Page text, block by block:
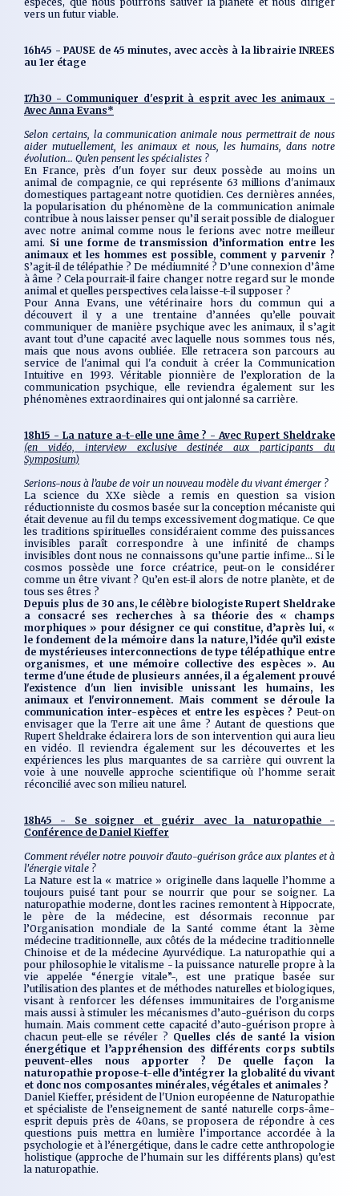
vers un futur viable.
16h45 - PAUSE de 45 minutes, avec accès à la librairie INREES
au 1er étage
17h30 - Communiquer d'esprit à esprit avec les animaux -
Avec Anna Evans*
Selon certains, la communication animale nous permettrait de nous
aider mutuellement, les animaux et nous, les humains, dans notre
évolution... Qu’en pensent les spécialistes ?
En France, près d'un foyer sur deux possède au moins un
animal de compagnie, ce qui représente 63 millions d'animaux
domestiques partageant notre quotidien. Ces dernières années,
la popularisation du phénomène de la communication animale
contribue à nous laisser penser qu’il serait possible de dialoguer
avec notre animal comme nous le ferions avec notre meilleur
ami. Si une forme de transmission d’information entre les
animaux et les hommes est possible, comment y parvenir ?
S’agit-il de télépathie ? De médiumnité ? D’une connexion d’âme
à âme ? Cela pourrait-il faire changer notre regard sur le monde
animal et quelles perspectives cela laisse-t-il supposer ?
Pour Anna Evans, une vétérinaire hors du commun qui a
découvert il y a une trentaine d’années qu’elle pouvait
communiquer de manière psychique avec les animaux, il s’agit
avant tout d’une capacité avec laquelle nous sommes tous nés,
mais que nous avons oubliée. Elle retracera son parcours au
service de l'animal qui l'a conduit à créer la Communication
Intuitive en 1993. Véritable pionnière de l’exploration de la
communication psychique, elle reviendra également sur les
phénomènes extraordinaires qui ont jalonné sa carrière.
18h15 - La nature a-t-elle une âme ? - Avec Rupert Sheldrake
(en vidéo, interview exclusive destinée aux participants du
Symposium)
Serions-nous à l’aube de voir un nouveau modèle du vivant émerger ?
La science du XXe siècle a remis en question sa vision
réductionniste du cosmos basée sur la conception mécaniste qui
était devenue au fil du temps excessivement dogmatique. Ce que
les traditions spirituelles considéraient comme des puissances
invisibles paraît correspondre à une infinité de champs
invisibles dont nous ne connaissons qu’une partie infime... Si le
cosmos possède une force créatrice, peut-on le considérer
comme un être vivant ? Qu’en est-il alors de notre planète, et de
tous ses êtres ?
Depuis plus de 30 ans, le célèbre biologiste Rupert Sheldrake
a consacré ses recherches à sa théorie des « champs
morphiques » pour désigner ce qui constitue, d’après lui, «
le fondement de la mémoire dans la nature, l’idée qu’il existe
de mystérieuses interconnections de type télépathique entre
organismes, et une mémoire collective des espèces ». Au
terme d'une étude de plusieurs années, il a également prouvé
l'existence d'un lien invisible unissant les humains, les
animaux et l'environnement. Mais comment se déroule la
communication inter-espèces et entre les espèces ? Peut-on
envisager que la Terre ait une âme ? Autant de questions que
Rupert Sheldrake éclairera lors de son intervention qui aura lieu
en vidéo. Il reviendra également sur les découvertes et les
expériences les plus marquantes de sa carrière qui ouvrent la
voie à une nouvelle approche scientifique où l’homme serait
réconcilié avec son milieu naturel.
18h45 - Se soigner et guérir avec la naturopathie -
Conférence de Daniel Kieffer
Comment révéler notre pouvoir d'auto-guérison grâce aux plantes et à
l'énergie vitale ?
La Nature est la « matrice » originelle dans laquelle l’homme a
toujours puisé tant pour se nourrir que pour se soigner. La
naturopathie moderne, dont les racines remontent à Hippocrate,
le père de la médecine, est désormais reconnue par
l’Organisation mondiale de la Santé comme étant la 3ème
médecine traditionnelle, aux côtés de la médecine traditionnelle
Chinoise et de la médecine Ayurvédique. La naturopathie qui a
pour philosophie le vitalisme - la puissance naturelle propre à la
vie appelée “énergie vitale”-, est une pratique basée sur
l’utilisation des plantes et de méthodes naturelles et biologiques,
visant à renforcer les défenses immunitaires de l’organisme
mais aussi à stimuler les mécanismes d’auto-guérison du corps
humain. Mais comment cette capacité d’auto-guérison propre à
chacun peut-elle se révéler ? Quelles clés de santé la vision
énergétique et l’appréhension des différents corps subtils
peuvent-elles nous apporter ? De quelle façon la
naturopathie propose-t-elle d’intégrer la globalité du vivant
et donc nos composantes minérales, végétales et animales ?
Daniel Kieffer, président de l'Union européenne de Naturopathie
et spécialiste de l’enseignement de santé naturelle corps-âme-
esprit depuis près de 40ans, se proposera de répondre à ces
questions puis mettra en lumière l’importance accordée à la
psychologie et à l’énergétique, dans le cadre cette anthropologie
holistique (approche de l’humain sur les différents plans) qu’est
la naturopathie.